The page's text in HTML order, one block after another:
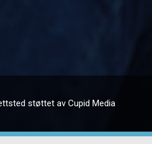
støttet av Cupid Media